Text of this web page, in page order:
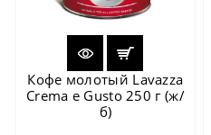
Кофе молотый Lavazza
Crema e Gusto 250 г (ж/
б)